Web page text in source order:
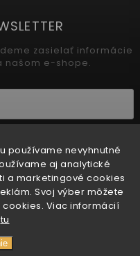
používame nevyhnutné
aj analytické
a marketingové cookies
Svoj výber môžete
Viac informácií
tu
odporúčame
ODBERNÉ
počas horúcich dní
zasielať informácie
našom e-shope.
údajov
práva vyhradené.